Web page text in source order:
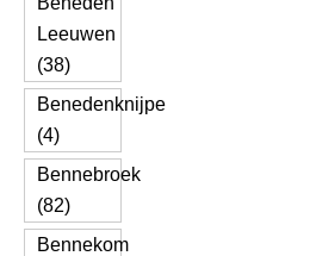
Leeuwen
(38)
Benedenknijpe
(4)
Bennebroek
(82)
Bennekom